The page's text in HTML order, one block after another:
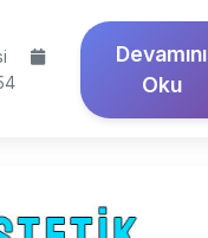
Devamını
Oku